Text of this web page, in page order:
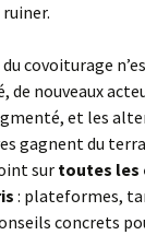
covoiturage
de nouveaux
et les
gagnent du
sur toutes les
: plateformes,
concrets